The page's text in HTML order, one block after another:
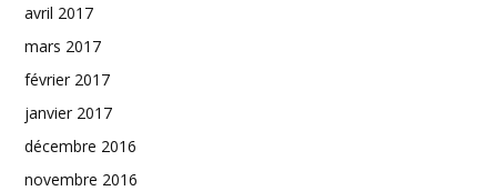
avril 2017
mars 2017
février 2017
janvier 2017
décembre 2016
novembre 2016